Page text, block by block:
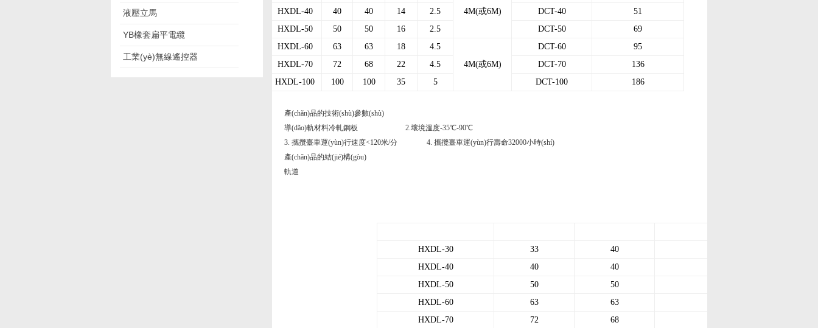
液壓立馬
YB橡套扁平電纜
工業(yè)無線遙控器
4M(或6M)
HXDL-40
40 40 14 2.5 DCT-40
51
HXDL-50
50 50 16 2.5 DCT-50
69
HXDL-60
63 63 18
4.5
4M(或6M)
DCT-60
95
HXDL-70
72 68 22 4.5 DCT-70
136
HXDL-100
100 100 35 5 DCT-100 186
產(chǎn)品的技術(shù)參數(shù)
導(dǎo)軌材料冷軋鋼板 2.壞境溫度-35℃-90℃
3. 攜攬臺車運(yùn)行速度<120米/分 4. 攜攬臺車運(yùn)行壽命32000小時(shí)
產(chǎn)品的結(jié)構(gòu)
軌道
HXDL-30 33 40
HXDL-40
40 40
HXDL-50
50 50
HXDL-60
63 63
HXDL-70
72 68